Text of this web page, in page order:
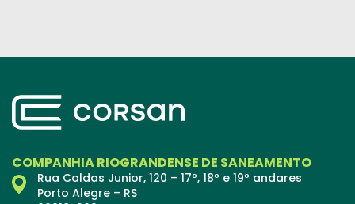
COMPANHIA RIOGRANDENSE DE SANEAMENTO
Rua Caldas Junior, 120 – 17º, 18º e 19º andares
Porto Alegre – RS